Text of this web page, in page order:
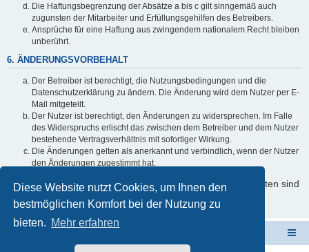
Diese Website nutzt Cookies, um Ihnen den
bestmöglichen Komfort bei der Nutzung zu
bieten. Mehr erfahren
Die Haftungsbegrenzung der Absätze a bis c gilt sinngemäß auch
zugunsten der Mitarbeiter und Erfüllungsgehilfen des Betreibers.
Ansprüche für eine Haftung aus zwingendem nationalem Recht bleiben
unberührt.
6. ÄNDERUNGSVORBEHALT
Der Betreiber ist berechtigt, die Nutzungsbedingungen und die
Datenschutzerklärung zu ändern. Die Änderung wird dem Nutzer per E-
Mail mitgeteilt.
Der Nutzer ist berechtigt, den Änderungen zu widersprechen. Im Falle
des Widerspruchs erlischt das zwischen dem Betreiber und dem Nutzer
bestehende Vertragsverhältnis mit sofortiger Wirkung.
Die Änderungen gelten als anerkannt und verbindlich, wenn der Nutzer
den Änderungen zugestimmt hat.
Informationen über den Umgang mit Ihren persönlichen Daten sind
in der Datenschutzerklärung enthalten.